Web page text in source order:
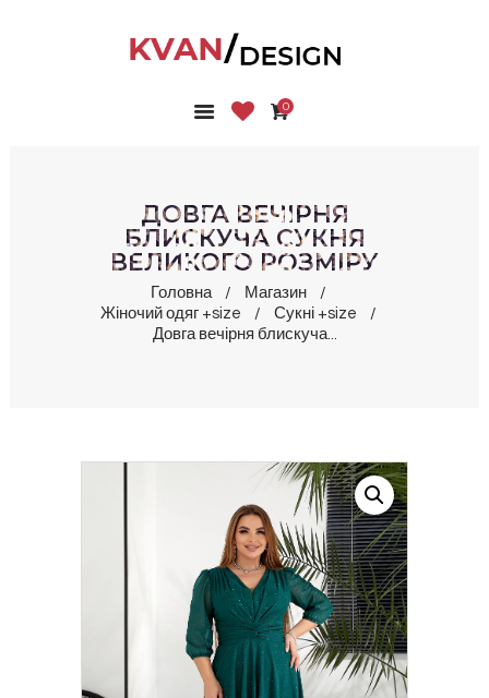
0
ДОВГА ВЕЧІРНЯ
БЛИСКУЧА СУКНЯ
ВЕЛИКОГО РОЗМІРУ
Головна
Магазин
Жіночий одяг +size
Сукні +size
Довга вечірня блискуча...
ГОЛОВНА
ПРО НАС
БЛОГ
КОНТАКТИ
КАБІНЕТ